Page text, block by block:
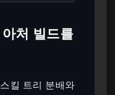
처 빌드를
킬 트리 분배와